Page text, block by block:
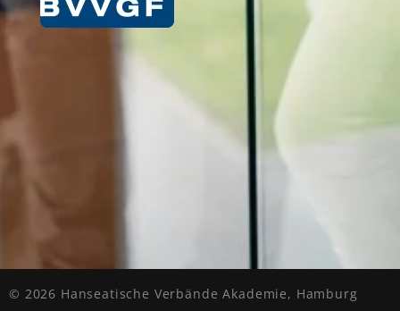
© 2026 Hanseatische Verbände Akademie, Hamburg